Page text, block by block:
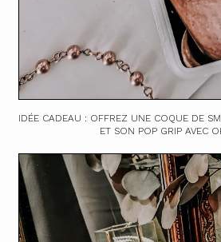
IDÉE CADEAU : OFFREZ UNE COQUE DE
ET SON POP GRIP AVEC